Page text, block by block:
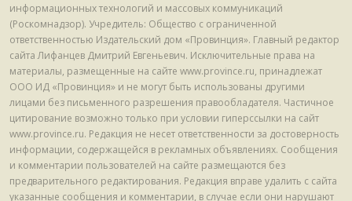
информационных технологий и массовых коммуникаций
(Роскомнадзор). Учредитель: Общество с ограниченной
ответственностью Издательский дом «Провинция». Главный редактор
сайта Лифанцев Дмитрий Евгеньевич. Исключительные права на
материалы, размещенные на сайте www.province.ru, принадлежат
ООО ИД «Провинция» и не могут быть использованы другими
лицами без письменного разрешения правообладателя. Частичное
цитирование возможно только при условии гиперссылки на сайт
www.province.ru. Редакция не несет ответственности за достоверность
информации, содержащейся в рекламных объявлениях. Сообщения
и комментарии пользователей на сайте размещаются без
предварительного редактирования. Редакция вправе удалить с сайта
указанные сообщения и комментарии, в случае если они нарушают